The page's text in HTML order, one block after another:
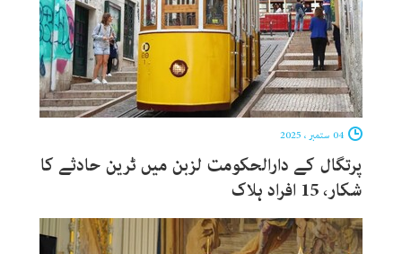
پرتگال کے دارالحکومت لزبن میں ٹرین حادثے کا
شکار، 15 افراد ہلاک